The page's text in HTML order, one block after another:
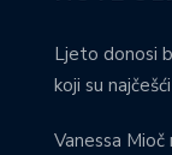
Ljeto donosi
koji su
Vanessa